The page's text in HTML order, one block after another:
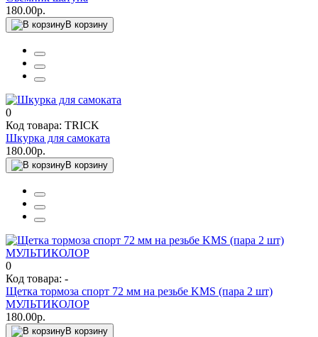
180.00р.
В корзину
0
Код товара: TRICK
Шкурка для самоката
180.00р.
В корзину
0
Код товара: -
Щетка тормоза спорт 72 мм на резьбе KMS (пара 2 шт)
МУЛЬТИКОЛОР
180.00р.
В корзину